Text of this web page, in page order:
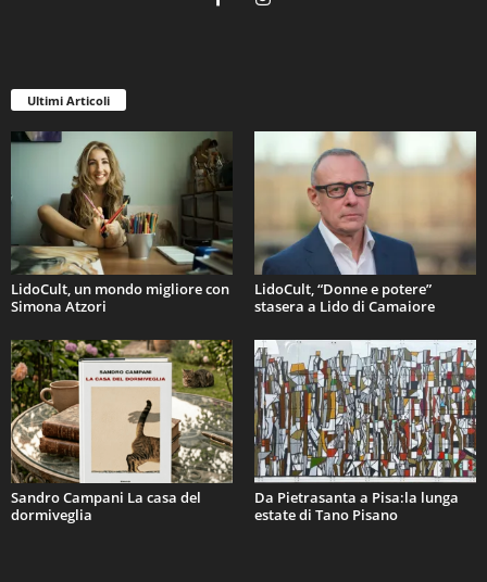
Ultimi Articoli
LidoCult, un mondo migliore con
Simona Atzori
LidoCult, “Donne e potere”
stasera a Lido di Camaiore
Sandro Campani La casa del
dormiveglia
Da Pietrasanta a Pisa:la lunga
estate di Tano Pisano